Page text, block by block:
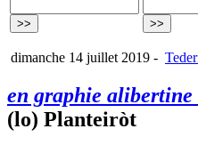
dimanche 14 juillet 2019 -
en graphie alibertine
(lo) Planteiròt